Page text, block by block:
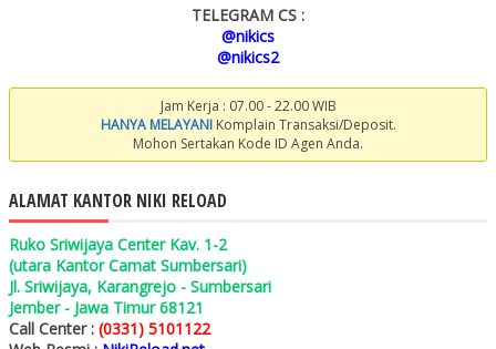
TELEGRAM CS :
@nikics
@nikics2
Jam Kerja : 07.00 - 22.00 WIB
HANYA MELAYANIKomplain Transaksi/Deposit.
Mohon Sertakan Kode ID Agen Anda.
ALAMAT KANTOR NIKI RELOAD
Ruko Sriwijaya Center Kav. 1-2
(utara Kantor Camat Sumbersari)
Jl. Sriwijaya, Karangrejo - Sumbersari
Jember - Jawa Timur 68121
Call Center : (0331) 5101122